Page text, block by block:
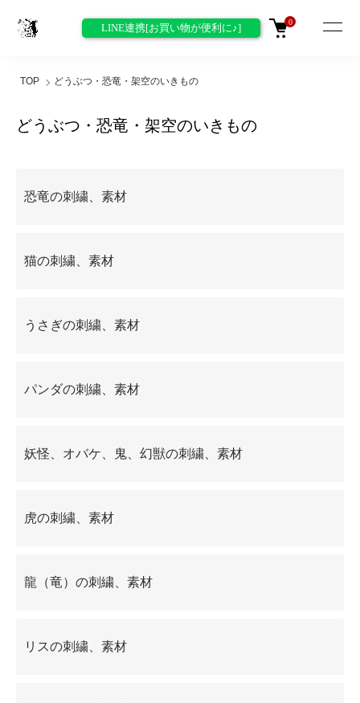
LINE連携[お買い物が便利に♪] 0
TOP どうぶつ・恐竜・架空のいきもの
どうぶつ・恐竜・架空のいきもの
恐竜の刺繍、素材
猫の刺繍、素材
うさぎの刺繍、素材
パンダの刺繍、素材
妖怪、オバケ、鬼、幻獣の刺繍、素材
虎の刺繍、素材
龍（竜）の刺繍、素材
リスの刺繍、素材